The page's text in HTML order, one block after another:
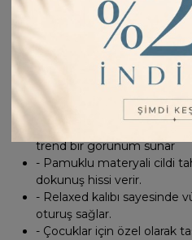
Standart boy kesimiyle
özgürlüğü Sağlar
- Çift cepli tasarımı küçük
bir çözüm sunar
- Şeritli detaylar ile şık ve
- Sportswear
şıklığını günlük yaşama taşır
trend bir görünüm sunar
- Pamuklu materyali cildi
dokunuş hissi verir.
- Relaxed kalıbı sayesinde
oturuş sağlar.
- Çocuklar için özel olarak